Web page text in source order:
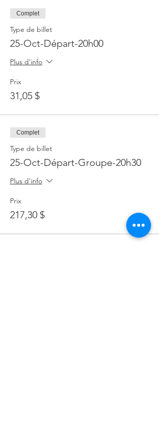
Complet
Type de billet
25-Oct-Départ-20h00
Plus d'info
Prix
31,05 $
Complet
Type de billet
25-Oct-Départ-Groupe-20h30
Plus d'info
Prix
217,30 $